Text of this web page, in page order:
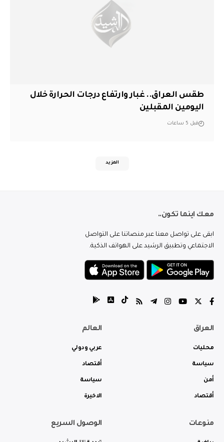
طقس العراق.. غبار وارتفاع درجات الحرارة خلال
اليومين المقبلين
قبل 5 ساعات
المزيد
معك اينما تكون..
ابقى على تواصل معنا عبر منصاتنا على التواصل
الاجتماعي وتطبيق الرشيد على الهواتف الذكية.
العراق
محليات
سياسة
أمن
أقتصاد
العالم
عربي ودولي
أقتصاد
سياسة
الاخيرة
منوعات الوصول السريع